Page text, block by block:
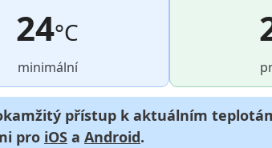
24°C
minimální
přístup k aktuálním
pro iOS a Android.